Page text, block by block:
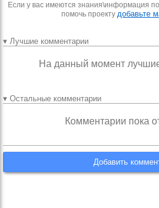
Если у вас имеются знания\информация
помочь проекту добавьте
▾ Лучшие комментарии
На данный момент
▾ Остальные комментарии
Комментарии пока
Добавить